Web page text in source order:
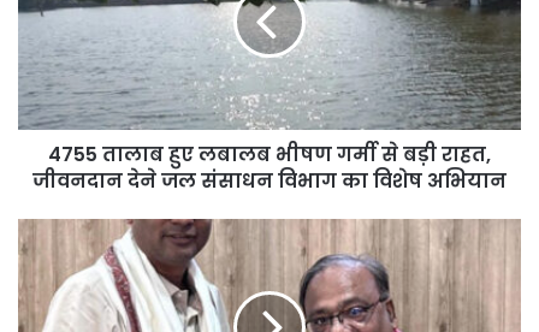
मुख्यमंत्री श्री विष्णुदेव साय के नेतृत्व में राज्य सरकार समाज के प्रत्येक वर्ग को
मुख्यधारा से जोडऩे के लिए लगातार प्रयास कर रही है। ट्रांसजेंडर समुदाय को
शिक्षा, कौशल विकास, रोजगार और सम्मानजनक अवसर उपलब्ध कराने की दिशा
में यह चयन एक प्रेरणादायी कदम माना जा रहा है। यह सफलता आने वाले समय में
अनेक ट्रांसजेंडर युवाओं के लिए प्रेरणा बनेगी और यह संदेश देगी कि प्रतिभा,
परिश्रम और अवसर मिल जाएं तो कोई भी सपना असंभव नहीं होता।
4755 तालाब हुए लबालब भीषण गर्मी से बड़ी राहत,
जीवनदान देने जल संसाधन विभाग का विशेष अभियान